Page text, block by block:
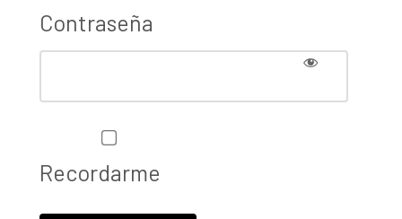
Contraseña
Recordarme